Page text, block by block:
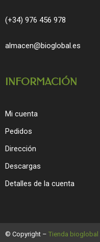
(+34) 976 456 978
almacen@bioglobal.es
INFORMACIÓN
Mi cuenta
Pedidos
Dirección
Descargas
Detalles de la cuenta
© Copyright – Tienda bioglobal